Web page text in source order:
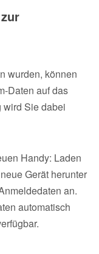
wurden, können
Daten auf das
wird Sie dabei
Handy: Laden
Gerät herunter
an.
automatisch